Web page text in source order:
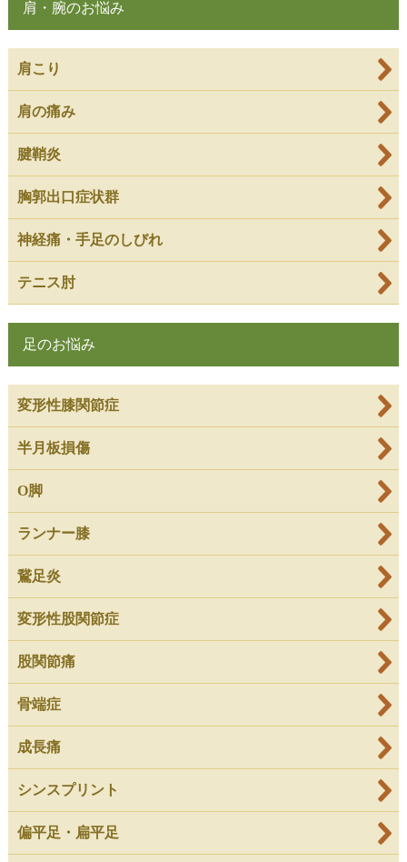
肩・腕のお悩み
肩こり
肩の痛み
腱鞘炎
胸郭出口症状群
神経痛・手足のしびれ
テニス肘
足のお悩み
変形性膝関節症
半月板損傷
O脚
ランナー膝
鵞足炎
変形性股関節症
股関節痛
骨端症
成長痛
シンスプリント
偏平足・扁平足